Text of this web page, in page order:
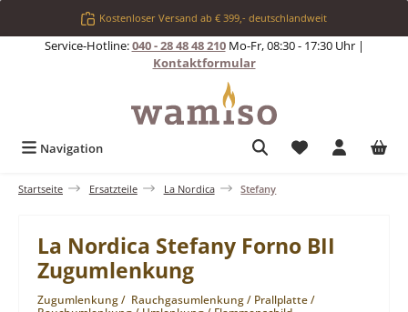
Zum Hauptinhalt springenKostenloser Versand ab € 399,- deutschlandweit
Service-Hotline:040 - 28 48 48 210Mo-Fr, 08:30 - 17:30 Uhr |
Kontaktformular
Navigation Du hast 0
Startseite Ersatzteile La Nordica Stefany
La Nordica Stefany Forno BII
Zugumlenkung
Zugumlenkung / Rauchgasumlenkung / Prallplatte /